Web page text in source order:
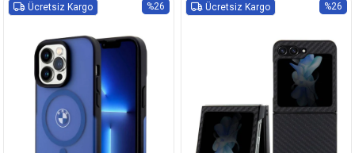
%26
Ücretsiz Kargo %26
Ücretsiz Kargo